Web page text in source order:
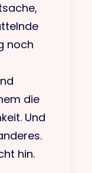
noch
die
Und
hin.